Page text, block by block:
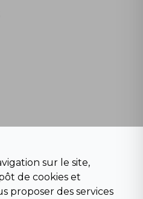
sur le site,
de cookies et
proposer des services